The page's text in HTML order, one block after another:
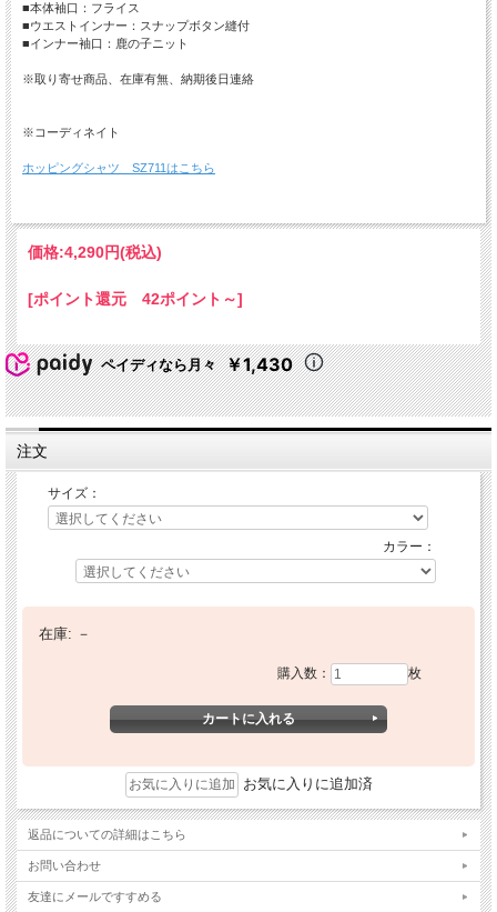
■本体袖口：フライス
■ウエストインナー：スナップボタン縫付
■インナー袖口：鹿の子ニット
※取り寄せ商品、在庫有無、納期後日連絡
※コーディネイト
ホッピングシャツ SZ711はこちら
価格:4,290円(税込)
[ポイント還元 42ポイント～]
ペイディなら月々 ￥1,430
注文
サイズ：
カラー：
在庫: －
購入数： 枚
お気に入りに追加済
返品についての詳細はこちら
お問い合わせ
友達にメールですすめる